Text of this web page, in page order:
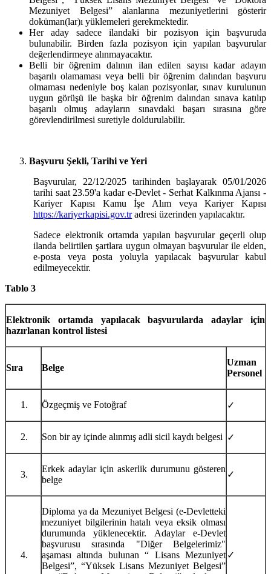
Mezuniyet Belgesi” alanlarına mezuniyetlerini gösterir
doküman(lar)ı yüklemeleri gerekmektedir.
Her aday sadece ilandaki bir pozisyon için başvuruda
bulunabilir. Birden fazla pozisyon için yapılan başvurular
değerlendirmeye alınmayacaktır.
Belli bir öğrenim dalının ilan edilen sayısı kadar adayın
başarılı olamaması veya belli bir öğrenim dalından başvuru
olmaması nedeniyle boş kalan pozisyonlar, sınav kurulunun
uygun görüşü ile başka bir öğrenim dalından sınava katılıp
başarılı olmuş adayların sınavdaki başarı sırasına göre
görevlendirilmesi suretiyle doldurulabilir.
Başvuru Şekli, Tarihi ve Yeri
Başvurular, 22/12/2025 tarihinden başlayarak 05/01/2026
tarihi saat 23.59'a kadar e-Devlet - Serhat Kalkınma Ajansı -
Kariyer Kapısı Kamu İşe Alım veya Kariyer Kapısı
https://kariyerkapisi.gov.tradresi üzerinden yapılacaktır.
Sadece elektronik ortamda yapılan başvurular geçerli olup
ilanda belirtilen şartlara uygun olmayan başvurular ile elden,
e-posta veya posta yoluyla yapılacak başvurular kabul
edilmeyecektir.
Tablo 3
Elektronik ortamda yapılacak başvurularda adaylar için
hazırlanan kontrol listesi
Sıra Belge
Uzman
Personel
Özgeçmiş ve Fotoğraf ✓
Son bir ay içinde alınmış adli sicil kaydı belgesi ✓
Erkek adaylar için askerlik durumunu gösteren
belge
✓
Diploma ya da Mezuniyet Belgesi (e-Devletteki
mezuniyet bilgilerinin hatalı veya eksik olması
durumunda yüklenecektir. Adaylar e-Devlet
başvurusu sırasında "Diğer Belgelerimiz"
aşaması altında bulunan “ Lisans Mezuniyet
Belgesi”, “Yüksek Lisans Mezuniyet Belgesi”
✓